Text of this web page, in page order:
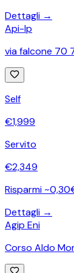
Dettagli →
Api-Ip
via falcone 70
Self
€1,999
Servito
€2,349
Risparmi
Dettagli →
Agip Eni
Corso Aldo